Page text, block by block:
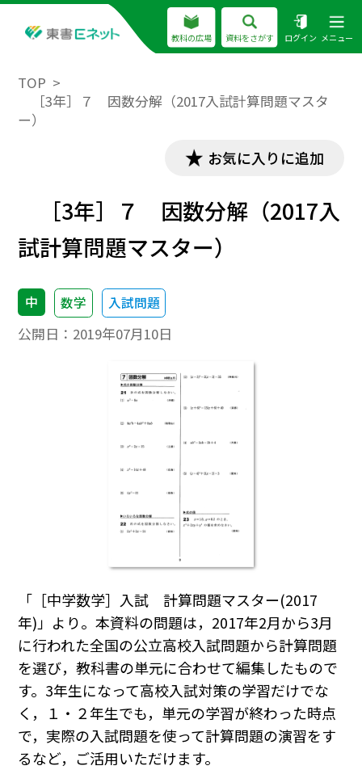
教科の広場 資料をさがす ログイン メニュー
TOP
［3年］７ 因数分解（2017入試計算問題マスタ
ー）
お気に入りに追加
［3年］７ 因数分解（2017入
試計算問題マスター）
中 数学 入試問題
公開日： 2019年07月10日
「［中学数学］入試 計算問題マスター(2017
年)」より。本資料の問題は，2017年2月から3月
に行われた全国の公立高校入試問題から計算問題
を選び，教科書の単元に合わせて編集したもので
す。3年生になって高校入試対策の学習だけでな
く，１・２年生でも，単元の学習が終わった時点
で，実際の入試問題を使って計算問題の演習をす
るなど，ご活用いただけます。